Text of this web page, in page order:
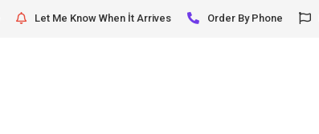
Let Me Know When İt Arrives Order By Phone